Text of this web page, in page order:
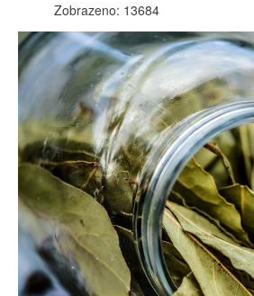
Zobrazeno: 13684